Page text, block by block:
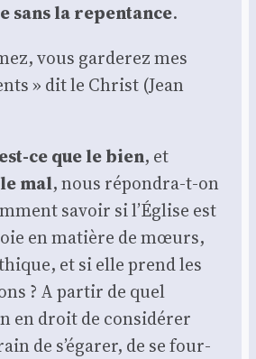
sans la repen­tance.
vous gar­de­rez mes
» dit le Christ (Jean
ce que le bien, et
le mal, nous répon­dra-t-on
savoir si l’É­glise est
en matière de mœurs,
et si elle prend les
? A par­tir de quel
en droit de consi­dé­rer
de s’é­ga­rer, de se four­